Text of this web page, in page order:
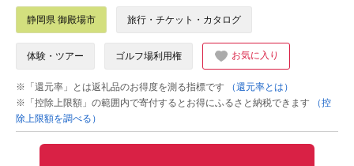
静岡県 御殿場市 旅行・チケット・カタログ
体験・ツアー ゴルフ場利用権 お気に入り
※「還元率」とは返礼品のお得度を測る指標です
（還元率とは）
※「控除上限額」の範囲内で寄付するとお得にふるさと納税できます
（控
除上限額を調べる）